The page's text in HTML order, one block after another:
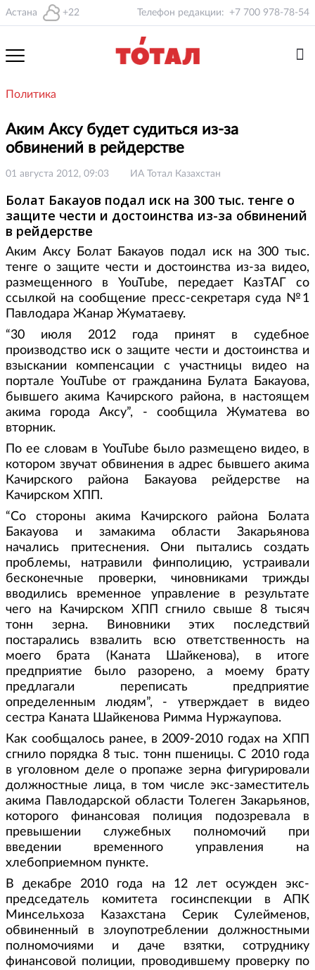
Астана +22 Телефон редакции: +7 700 978-78-54
Политика
Аким Аксу будет судиться из-за
обвинений в рейдерстве
01 августа 2012, 09:03 ИА Тотал Казахстан
Болат Бакауов подал иск на 300 тыс. тенге о
защите чести и достоинства из-за обвинений
в рейдерстве
Аким Аксу Болат Бакауов подал иск на 300 тыс.
тенге о защите чести и достоинства из-за видео,
размещенного в YouTube, передает КазТАГ со
ссылкой на сообщение пресс-секретаря суда №1
Павлодара Жанар Жуматаеву.
“30 июля 2012 года принят в судебное
производство иск о защите чести и достоинства и
взыскании компенсации с участницы видео на
портале YouTube от гражданина Булата Бакауова,
бывшего акима Качирского района, в настоящем
акима города Аксу”, - сообщила Жуматева во
вторник.
По ее словам в YouTube было размещено видео, в
котором звучат обвинения в адрес бывшего акима
Качирского района Бакауова рейдерстве на
Качирском ХПП.
“Со стороны акима Качирского района Болата
Бакауова и замакима области Закарьянова
начались притеснения. Они пытались создать
проблемы, натравили финполицию, устраивали
бесконечные проверки, чиновниками трижды
вводились временное управление в результате
чего на Качирском ХПП сгнило свыше 8 тысяч
тонн зерна. Виновники этих последствий
постарались взвалить всю ответственность на
моего брата (Каната Шайкенова), в итоге
предприятие было разорено, а моему брату
предлагали переписать предприятие
определенным людям”, - утверждает в видео
сестра Каната Шайкенова Римма Нуржаупова.
Как сообщалось ранее, в 2009-2010 годах на ХПП
сгнило порядка 8 тыс. тонн пшеницы. С 2010 года
в уголовном деле о пропаже зерна фигурировали
должностные лица, в том числе экс-заместитель
акима Павлодарской области Толеген Закарьянов,
которого финансовая полиция подозревала в
превышении служебных полномочий при
введении временного управления на
хлебоприемном пункте.
В декабре 2010 года на 12 лет осужден экс-
председатель комитета госинспекции в АПК
Минсельхоза Казахстана Серик Сулейменов,
обвиненный в злоупотреблении должностными
полномочиями и даче взятки, сотруднику
финансовой полиции, проводившему проверку по